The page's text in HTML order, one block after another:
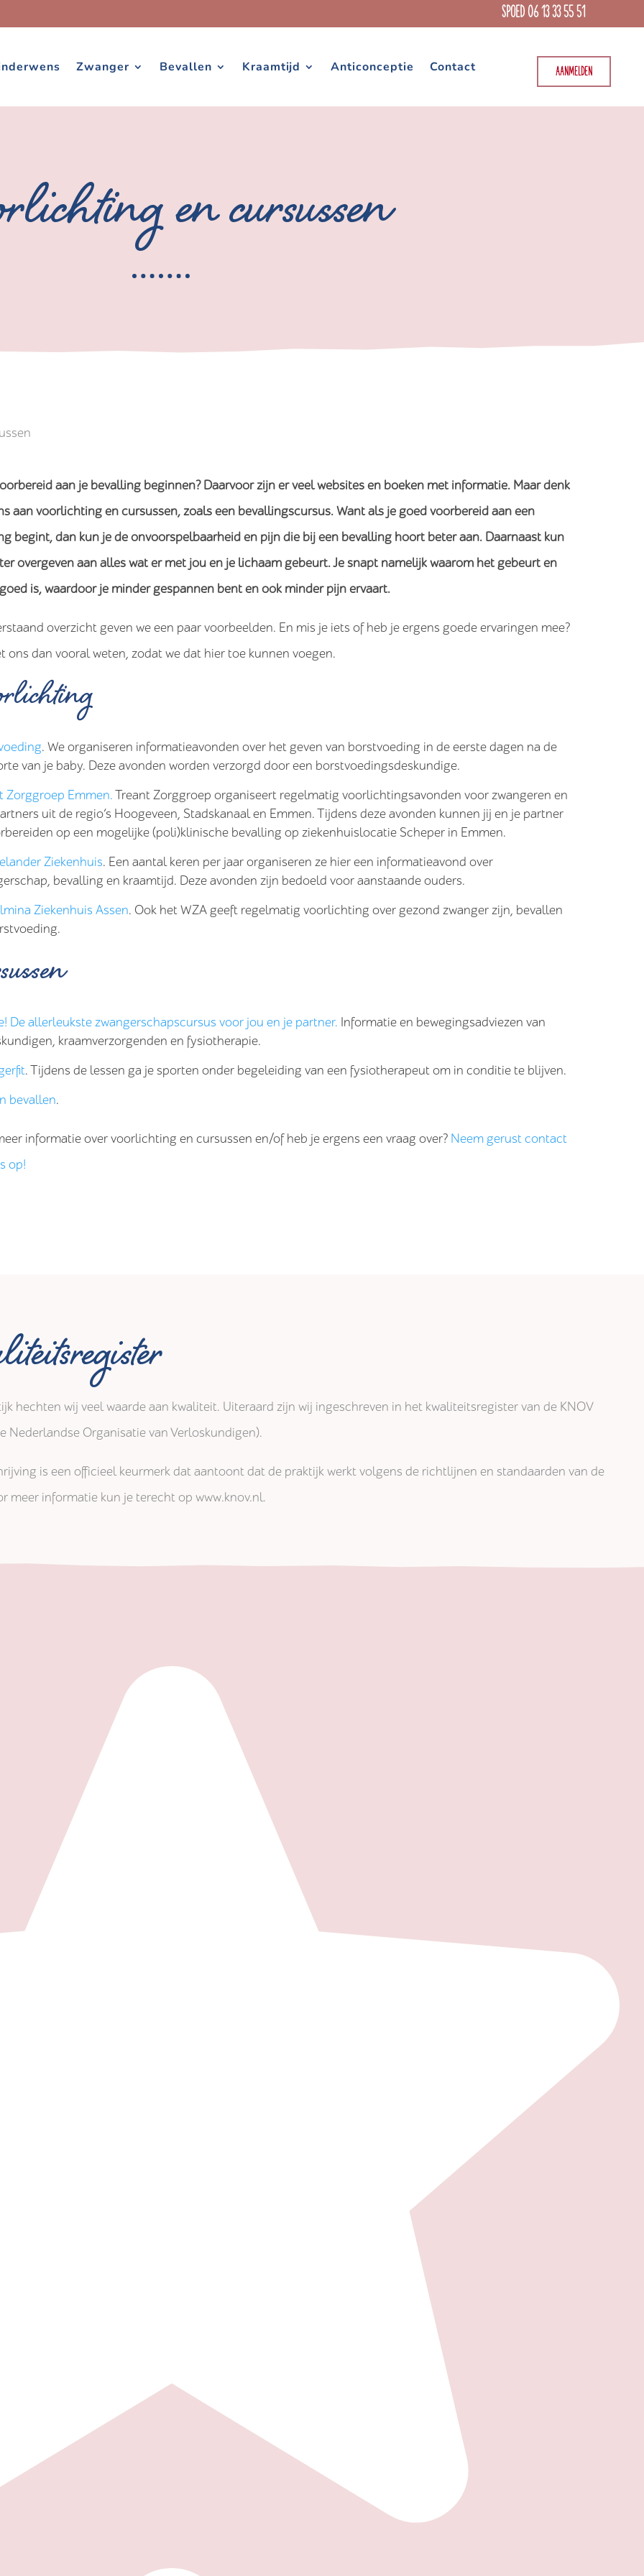
SPOED 06 13 33 55 51
Zwanger Bevallen Kraamtijd Anticonceptie Contact AANMELDEN
en cursussen
aan je bevalling beginnen? Daarvoor zijn er veel websites en boeken met informatie. Maar denk
aan voorlichting en cursussen, zoals een bevallingscursus. Want als je goed voorbereid aan een
begint, dan kun je de onvoorspelbaarheid en pijn die bij een bevalling hoort beter aan. Daarnaast kun
overgeven aan alles wat er met jou en je lichaam gebeurt. Je snapt namelijk waarom het gebeurt en
is, waardoor je minder gespannen bent en ook minder pijn ervaart.
overzicht geven we een paar voorbeelden. En mis je iets of heb je ergens goede ervaringen mee?
ons dan vooral weten, zodat we dat hier toe kunnen voegen.
. We organiseren informatieavonden over het geven van borstvoeding in de eerste dagen na de
van je baby. Deze avonden worden verzorgd door een borstvoedingsdeskundige.
Zorggroep Emmen.Treant Zorggroep organiseert regelmatig voorlichtingsavonden voor zwangeren en
uit de regio’s Hoogeveen, Stadskanaal en Emmen. Tijdens deze avonden kunnen jij en je partner
op een mogelijke (poli)klinische bevalling op ziekenhuislocatie Scheper in Emmen.
Ziekenhuis. Een aantal keren per jaar organiseren ze hier een informatieavond over
bevalling en kraamtijd. Deze avonden zijn bedoeld voor aanstaande ouders.
Ziekenhuis Assen. Ook het WZA geeft regelmatig voorlichting over gezond zwanger zijn, bevallen
De allerleukste zwangerschapscursus voor jou en je partner. Informatie en bewegingsadviezen van
kraamverzorgenden en fysiotherapie.
. Tijdens de lessen ga je sporten onder begeleiding van een fysiotherapeut om in conditie te blijven.
bevallen.
informatie over voorlichting en cursussen en/of heb je ergens een vraag over? Neem gerust contact
op!
hechten wij veel waarde aan kwaliteit. Uiteraard zijn wij ingeschreven in het kwaliteitsregister van de KNOV
Nederlandse Organisatie van Verloskundigen).
is een officieel keurmerk dat aantoont dat de praktijk werkt volgens de richtlijnen en standaarden van de
meer informatie kun je terecht op www.knov.nl.